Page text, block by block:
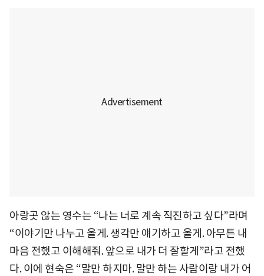
아랑곳 않는 영수는 “나는 너로 계속 직진하고 싶다”라며
“이야기만 나누고 올게. 생각만 얘기하고 올게. 아무튼 내
마음 전했고 이해해줘. 앞으로 내가 더 잘할게”라고 전했
다. 이에 현숙은 “말만 하지마. 말만 하는 사람이랑 내가 어